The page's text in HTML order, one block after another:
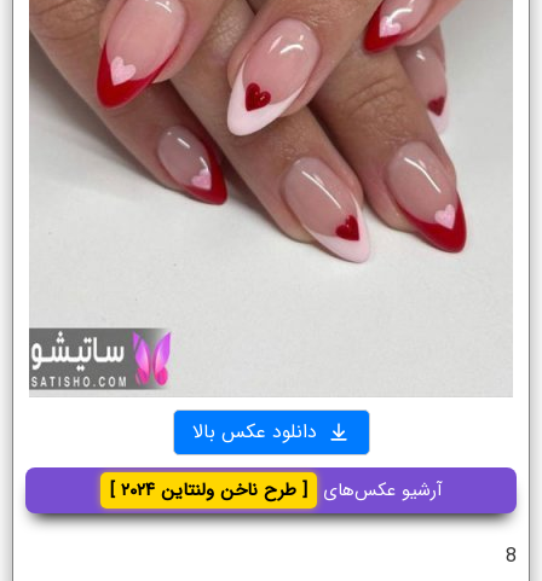
دانلود عکس بالا
آرشیو عکس‌های [ طرح ناخن ولنتاین ۲۰۲۴ ]
8